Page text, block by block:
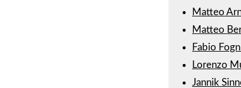
Matteo
Matteo
Fabio
Lorenzo
Jannik